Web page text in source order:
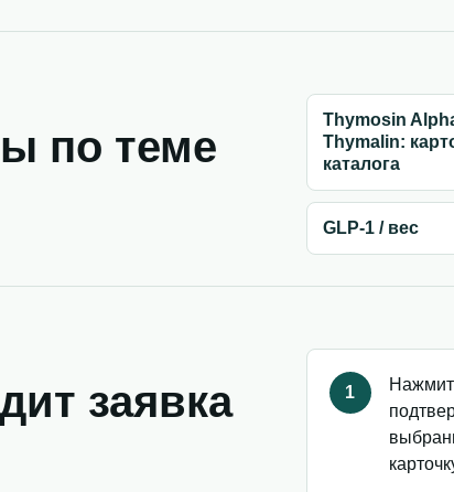
по теме
Thymosin
Thymalin:
каталога
GLP-1 / вес
заявка 1